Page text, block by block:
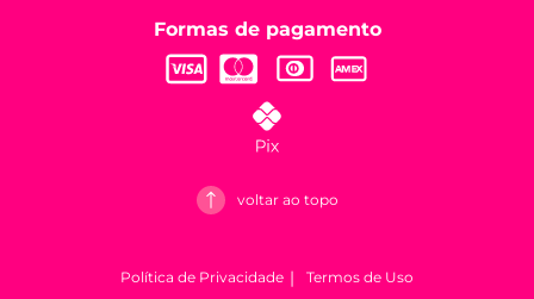
Formas de pagamento
voltar ao topo
Política de Privacidade Termos de Uso